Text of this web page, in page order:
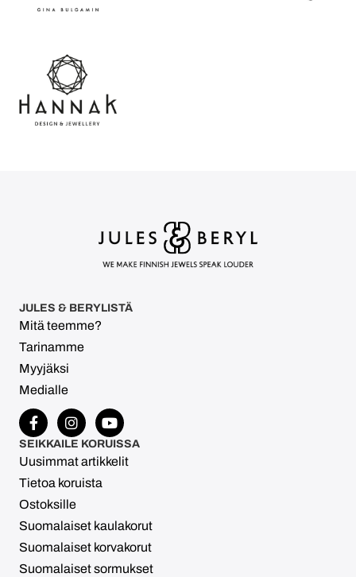
JULES & BERYLISTÄ
Mitä teemme?
Tarinamme
Myyjäksi
Medialle
SEIKKAILE KORUISSA
Uusimmat artikkelit
Tietoa koruista
Ostoksille
Suomalaiset kaulakorut
Suomalaiset korvakorut
Suomalaiset sormukset